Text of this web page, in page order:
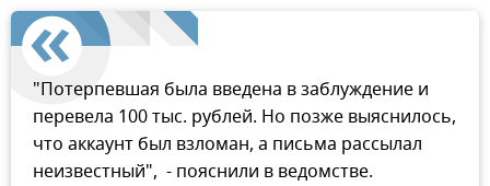
"Потерпевшая была введена в заблуждение и
перевела 100 тыс. рублей. Но позже выяснилось,
что аккаунт был взломан, а письма рассылал
неизвестный", - пояснили в ведомстве.